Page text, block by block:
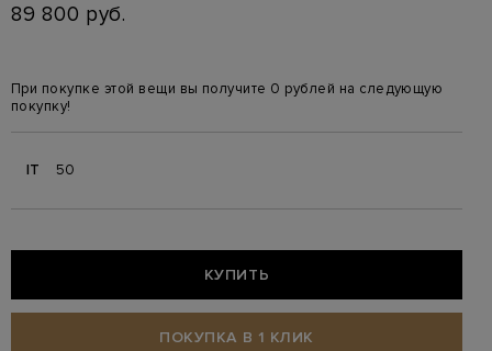
89 800 руб.
При покупке этой вещи вы получите 0 рублей на следующую
покупку!
IT 50
КУПИТЬ
ПОКУПКА В 1 КЛИК